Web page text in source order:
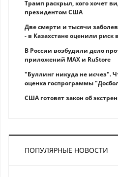
Трамп раскрыл, кого хочет
президентом США
Две смерти и тысячи
- в Казахстане оценили
В России возбудили дело
приложений MAX и RuStore
"Буллинг никуда не исчез".
оценка госпрограммы
США готовят закон об
ПОПУЛЯРНЫЕ НОВОСТИ